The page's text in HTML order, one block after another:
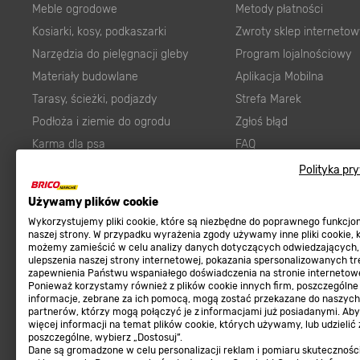
Polityka
Używamy plików cookie
Wykorzystujemy pliki cookie, które są niezbędne do poprawnego
naszej strony. W przypadku wyrażenia zgody używamy inne pliki cookie,
możemy zamieścić w celu analizy danych dotyczących odwiedzających,
ulepszenia naszej strony internetowej, pokazania spersonalizowanych
zapewnienia Państwu wspaniałego doświadczenia na stronie
Ponieważ korzystamy również z plików cookie innych firm, poszczególne
informacje, zebrane za ich pomocą, mogą zostać przekazane do naszych
partnerów, którzy mogą połączyć je z informacjami już posiadanymi.
więcej informacji na temat plików cookie, których używamy, lub udzielić
poszczególne, wybierz „Dostosuj”.
Dane są gromadzone w celu personalizacji reklam i pomiaru
Meble ogrodowe
Kosiarki, kosy, podkaszarki
Narzędzia do pielęgnacji gleby
Materiały budowlane
Tarasy, ścieżki, podjazdy
Podłoża i ziemie do ogrodu
Karma dla psa
Farby wewnętrzne białe
Elektryka
Panele
Elektronarzędzia
Płytki
Panele podłogowe
Płyty OSB/HDF
Grabie do ogrodu
Metody płatności
Zwroty sklep
Program lojalnościowy
Aplikacja Mobilna
Strefa Marek
Zgłoś błąd
FAQ
Prawny obowiązek
Regulaminy
Regulaminy
Polityka prywatności